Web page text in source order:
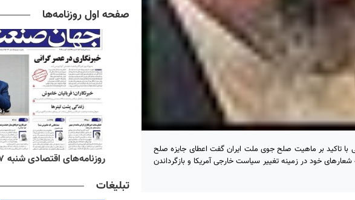
با تاکید بر ماهیت صلح جوی ملت ایران گفت اعطای جایزه صلح
خود در زمینه تغییر سیاست خارجی آمریکا و بازگرداندن
صفحه اول روزنامه‌ها
روزنامه‌های صبح یکشنبه ۱۸ مرداد ۱۴۰۵ روزنامه‌های اقتصادی شنبه ۱۷ مرداد ۱۴۰۵
تبلیغات